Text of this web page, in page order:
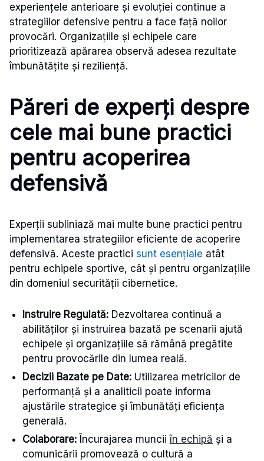
experiențele anterioare și evoluției continue a
strategiilor defensive pentru a face față noilor
provocări. Organizațiile și echipele care
prioritizează apărarea observă adesea rezultate
îmbunătățite și reziliență.
Păreri de experți despre
cele mai bune practici
pentru acoperirea
defensivă
Experții subliniază mai multe bune practici pentru
implementarea strategiilor eficiente de acoperire
defensivă. Aceste practici sunt esențiale atât
pentru echipele sportive, cât și pentru organizațiile
din domeniul securității cibernetice.
Instruire Regulată: Dezvoltarea continuă a
abilităților și instruirea bazată pe scenarii ajută
echipele și organizațiile să rămână pregătite
pentru provocările din lumea reală.
Decizii Bazate pe Date: Utilizarea metricilor de
performanță și a analiticii poate informa
ajustările strategice și îmbunătăți eficiența
generală.
Colaborare: Încurajarea munciiîn echipă și a
comunicării promovează o cultură a